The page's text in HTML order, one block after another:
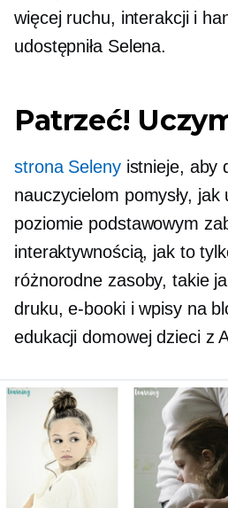
więcej ruchu, interakcji i
udostępniła Selena.
Patrzeć!
strona Selenyistnieje, aby
nauczycielom pomysły,
poziomie podstawowym
interaktywnością, jak to
różnorodne zasoby, takie
druku, e-booki i wpisy na
edukacji domowej dzieci z